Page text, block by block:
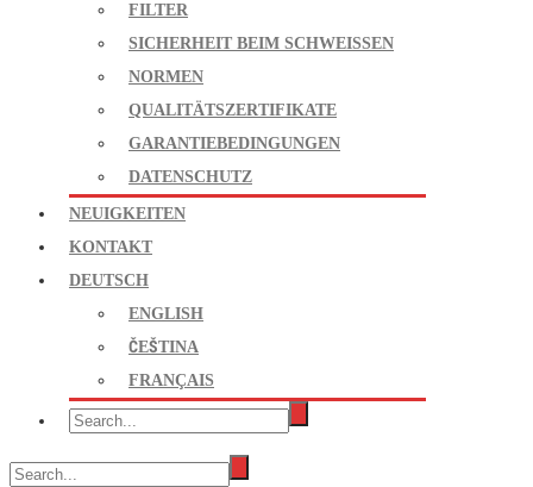
FILTER
SICHERHEIT BEIM SCHWEISSEN
NORMEN
QUALITÄTSZERTIFIKATE
GARANTIEBEDINGUNGEN
DATENSCHUTZ
NEUIGKEITEN
KONTAKT
DEUTSCH
ENGLISH
ČEŠTINA
FRANÇAIS